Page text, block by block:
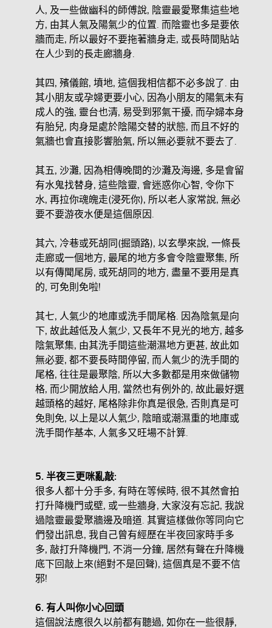
人, 及一些做幽科的師傅說, 陰靈最愛聚集這些地
方, 由其人氣及陽氣少的位置. 而陰靈也多是要依
牆而走, 所以最好不要拖著牆身走, 或長時間貼站
在人少到的長走廊牆身.
其四, 殯儀館, 墳地, 這個我相信都不必多說了. 由
其小朋友或孕婦更要小心, 因為小朋友的陽氣未有
成人的強, 靈台也清, 易受到邪氣干擾, 而孕婦本身
有胎兒, 肉身是處於陰陽交替的狀態, 而且不好的
氣牆也會直接影響胎氣, 所以無必要就不要去了.
其五, 沙灘, 因為相傳晚間的沙灘及海邊, 多是會留
有水鬼找替身, 這些陰靈, 會迷惑你心智, 令你下
水, 再拉你魂魄走(浸死你), 所以老人家常說, 無必
要不要游夜水便是這個原因.
其六, 冷巷或死胡同(掘頭路), 以玄學來說, 一條長
走廊或一個地方, 最尾的地方多會令陰靈聚集, 所
以有傳聞尾房, 或死胡同的地方, 盡量不要用是真
的, 可免則免啦!
其七, 人氣少的地庫或洗手間尾格. 因為陰氣是向
下, 故此越低及人氣少, 又長年不見光的地方, 越多
陰氣聚集, 由其洗手間這些潮濕地方更甚, 故此如
無必要, 都不要長時間停留, 而人氣少的洗手間的
尾格, 往往是最聚陰, 所以大多數都是用來做儲物
格, 而少開放給人用, 當然也有例外的, 故此最好選
越頭格的越好, 尾格除非你真是很急, 否則真是可
免則免, 以上是以人氣少, 陰暗或潮濕重的地庫或
洗手間作基本, 人氣多又旺場不計算.
5. 半夜三更咪亂敲:
很多人都十分手多, 有時在等候時, 很不其然會拍
打升降機門或壁, 或一些牆身, 大家沒有忘記, 我說
過陰靈最愛聚牆邊及暗道. 其實這樣做你等同向它
們發出訊息, 我自己曾有經歷在半夜回家時手多
多, 敲打升降機門, 不消一分鐘, 居然有聲在升降機
底下回敲上來(絕對不是回聲), 這個真是不要不信
邪!
6. 有人叫你小心回頭
這個說法應很久以前都有聽過, 如你在一些很靜,